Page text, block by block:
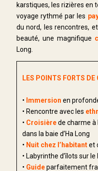
karstiques, les rizières en
voyage rythmé par les
du nord, les rencontres,
beauté, une magnifique
Long.
LES POINTS FORTS DE
• Immersion en
• Rencontre avec les
• Croisièrede charme à
dans la baie d’Ha Long
• Nuit chez l’habitantet
• Labyrinthe d’îlots sur le
• Guideparfaitement